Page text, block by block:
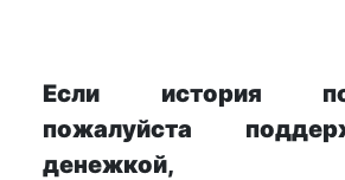
Если история
пожалуйста
денежкой,